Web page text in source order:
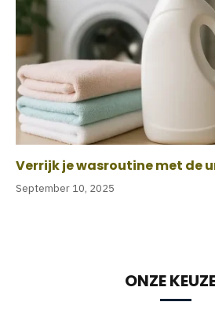
Verrijk je wasroutine met de
September 10, 2025
ONZE